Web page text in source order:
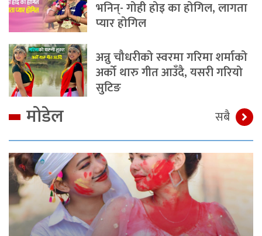
भनिन्- गोही होइ का होगिल, लागता
प्यार होगिल
अन्नु चौधरीको स्वरमा गरिमा शर्माको
अर्को थारु गीत आउँदै, यसरी गरियो
सुटिङ
मोडेल सबै